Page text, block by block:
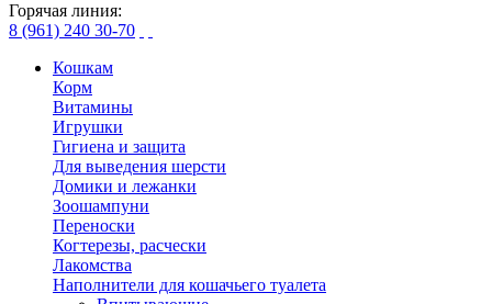
Горячая линия:
8 (961) 240 30-70
Кошкам
Корм
Витамины
Игрушки
Гигиена и защита
Для выведения шерсти
Домики и лежанки
Зоошампуни
Переноски
Когтерезы, расчески
Лакомства
Наполнители для кошачьего туалета